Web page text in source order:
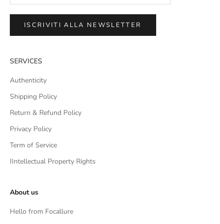
ISCRIVITI ALLA NEWSLETTER
SERVICES
Authenticity
Shipping Policy
Return & Refund Policy
Privacy Policy
Term of Service
IIntellectual Property Rights
About us
Hello from Focallure